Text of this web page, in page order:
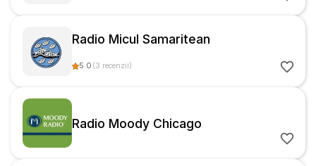
Radio Micul Samaritean
5.0 (3 recenzii)
Radio Moody Chicago